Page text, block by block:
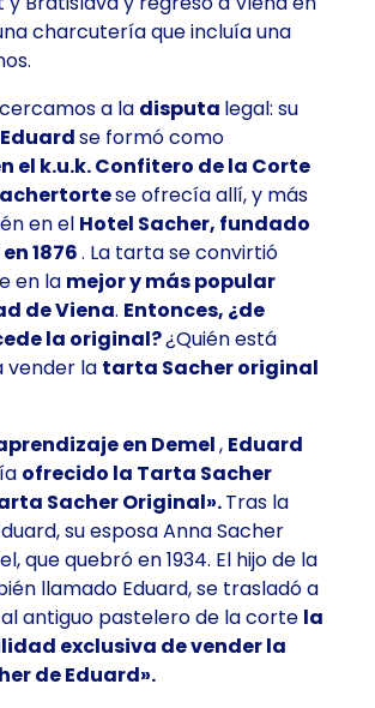
charcutería que incluía una
a la disputa legal: su
se formó como
el k.u.k. Confitero de la Corte
se ofrecía allí, y más
en el Hotel Sacher, fundado
1876. La tarta se convirtió
en la mejor y más popular
de Viena. Entonces, ¿de
la original?¿Quién está
vender la tarta Sacher original
en Demel, Eduard
ofrecido la Tarta Sacher
Sacher Original».Tras la
su esposa Anna Sacher
que quebró en 1934. El hijo de la
llamado Eduard, se trasladó a
antiguo pastelero de la corte la
exclusiva de vender la
de Eduard».